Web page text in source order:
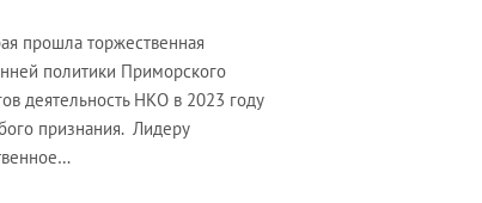
прошла торжественная
политики Приморского
деятельность НКО в 2023 году
признания. Лидеру